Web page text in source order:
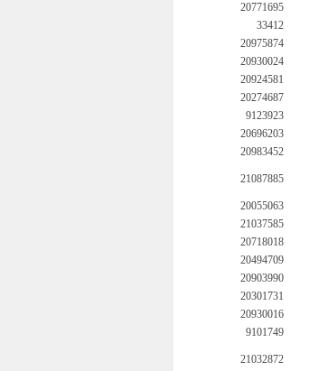
20771695
33412
20975874
20930024
20924581
20274687
9123923
20696203
20983452
21087885
20055063
21037585
20718018
20494709
20903990
20301731
20930016
9101749
21032872